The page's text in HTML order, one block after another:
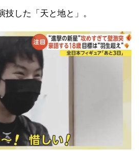
した「天と地と」。